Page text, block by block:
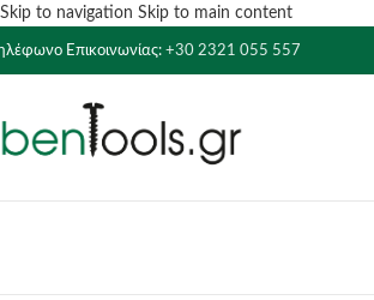
Skip to navigation Skip to main content
Επικοινωνίας: +30 2321 055 557